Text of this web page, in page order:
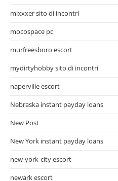
mixxxer sito di incontri
mocospace pc
murfreesboro escort
mydirtyhobby sito di incontri
naperville escort
Nebraska instant payday loans
New Post
New York instant payday loans
new-york-city escort
newark escort